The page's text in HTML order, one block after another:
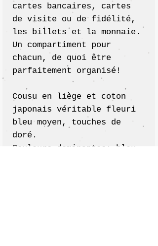
cartes bancaires, cartes
de visite ou de fidélité,
les billets et la monnaie.
Un compartiment pour
chacun, de quoi être
parfaitement organisé!
Cousu en liège et coton
japonais véritable fleuri
bleu moyen, touches de
doré.
Couleurs dominantes; bleu